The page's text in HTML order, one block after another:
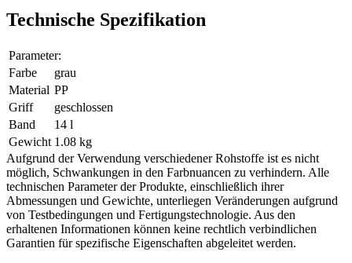
Technische Spezifikation
Parameter:
Farbe
grau
Material PP
Griff
geschlossen
Band
14 l
Gewicht 1.08 kg
Aufgrund der Verwendung verschiedener Rohstoffe ist es nicht
möglich, Schwankungen in den Farbnuancen zu verhindern. Alle
technischen Parameter der Produkte, einschließlich ihrer
Abmessungen und Gewichte, unterliegen Veränderungen aufgrund
von Testbedingungen und Fertigungstechnologie. Aus den
erhaltenen Informationen können keine rechtlich verbindlichen
Garantien für spezifische Eigenschaften abgeleitet werden.